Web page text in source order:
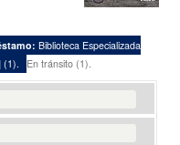
Biblioteca Especializada
(1). En tránsito (1).